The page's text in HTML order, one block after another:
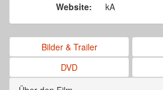
Website:
kA
Bilder & Trailer
DVD